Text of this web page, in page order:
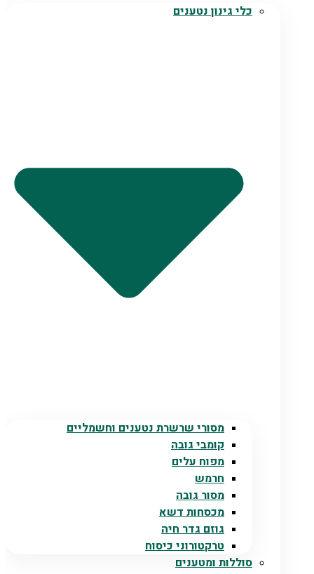
כלי גינון נטענים
מסורי שרשרת נטענים וחשמליים
קומבי גובה
מפוח עלים
חרמש
מסור גובה
מכסחות דשא
גוזם גדר חיה
טרקטורוני כיסוח
סוללות ומטענים